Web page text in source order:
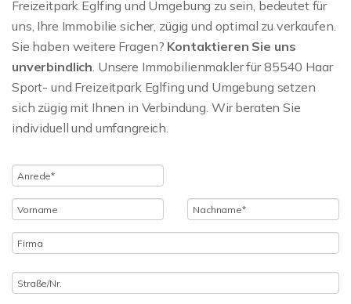
Freizeitpark Eglfing und Umgebung zu sein, bedeutet für
uns, Ihre Immobilie sicher, zügig und optimal zu verkaufen.
Sie haben weitere Fragen? Kontaktieren Sie uns
unverbindlich. Unsere Immobilienmakler für 85540 Haar
Sport- und Freizeitpark Eglfing und Umgebung setzen
sich zügig mit Ihnen in Verbindung. Wir beraten Sie
individuell und umfangreich.